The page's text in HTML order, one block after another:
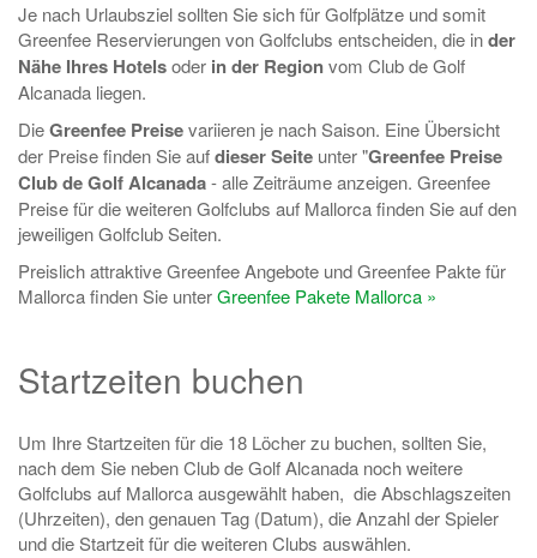
Je nach Urlaubsziel sollten Sie sich für Golfplätze und somit
Greenfee Reservierungen von Golfclubs entscheiden, die inder
Nähe Ihres Hotelsoder in der Regionvom Club de Golf
Alcanada liegen.
DieGreenfee Preisevariieren je nach Saison. Eine Übersicht
der Preise finden Sie aufdieser Seite unter "Greenfee Preise
Club de Golf Alcanada- alle Zeiträume anzeigen. Greenfee
Preise für die weiteren Golfclubs auf Mallorca finden Sie auf den
jeweiligen Golfclub Seiten.
Preislich attraktive Greenfee Angebote und Greenfee Pakte für
Mallorca finden Sie unterGreenfee Pakete Mallorca »
Startzeiten buchen
Um Ihre Startzeiten für die 18 Löcher zu buchen, sollten Sie,
nach dem Sie neben Club de Golf Alcanada noch weitere
Golfclubs auf Mallorca ausgewählt haben, die Abschlagszeiten
(Uhrzeiten), den genauen Tag (Datum), die Anzahl der Spieler
und die Startzeit für die weiteren Clubs auswählen.